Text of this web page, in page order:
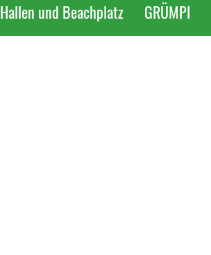
Hallen und Beachplatz GRÜMPI